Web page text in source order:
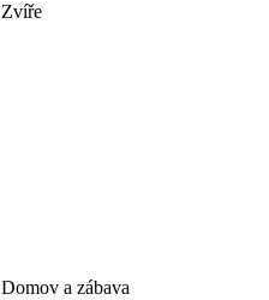
Zvíře
Domov a zábava